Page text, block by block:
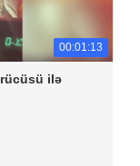
00:01:13
ilə